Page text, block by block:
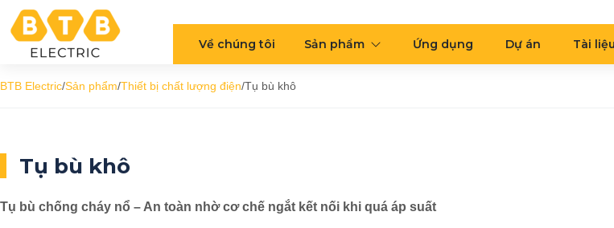
Về chúng tôi Sản phẩm Ứng dụng Dự án Tài liệu
BTB Electric/Sản phẩm/Thiết bị chất lượng điện/Tụ bù khô
Tụ bù khô
Tụ bù chống cháy nổ – An toàn nhờcơ chế ngắt kết nối khi quá áp suất